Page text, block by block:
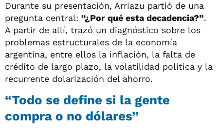
Durante su presentación, Arriazu partió de una
pregunta central: “¿Por qué esta decadencia?”.
A partir de allí, trazó un diagnóstico sobre los
problemas estructurales de la economía
argentina, entre ellos la inflación, la falta de
crédito de largo plazo, la volatilidad política y la
recurrente dolarización del ahorro.
“Todo se define si la gente
compra o no dólares”